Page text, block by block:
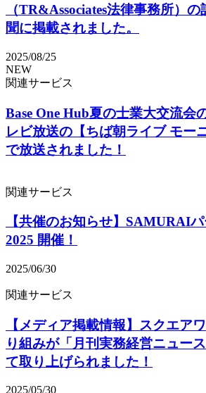
（TR&Associates法律事務所）
聞に掲載されました。
2025/08/25
NEW
関連サービス
Base One Hub夏の士業大交流会
レビ放送の【ちば朝ライブ モー
で放送されました！
関連サービス
【共催のお知らせ】SAMURAI
2025 開催！
2025/06/30
関連サービス
【メディア掲載情報】スクエア
り組みが「月刊実務経営ニュー
て取り上げられました！
2025/05/30